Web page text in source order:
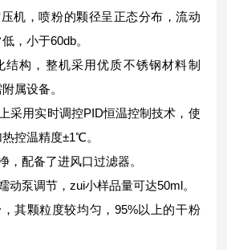
机，喷粉的颗径呈正态分布，流动
，小于60db。
结构，整机采用优质不锈钢材料制
属设备。
采用实时调控PID恒温控制技术，使
控温精度±1℃。
，配备了进风口过滤器。
动泵调节，zui小样品量可达50ml。
其颗粒度较均匀，95%以上的干粉